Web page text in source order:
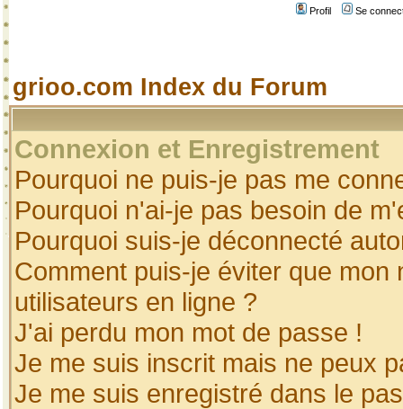
Profil
Se
grioo.com Index du Forum
Connexion et Enregistrement
Pourquoi ne puis-je pas me
Pourquoi n'ai-je pas besoin de
Pourquoi suis-je déconnecté
Comment puis-je éviter que
utilisateurs en ligne ?
J'ai perdu mon mot de passe !
Je me suis inscrit mais ne peux
Je me suis enregistré dans le